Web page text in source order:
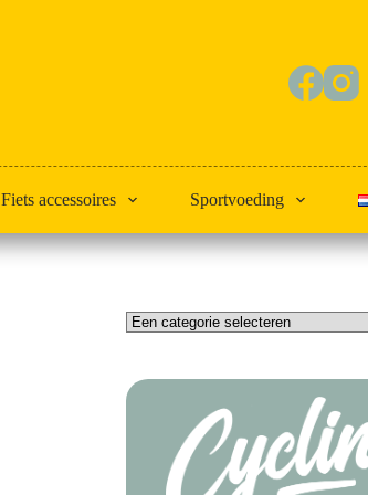
Fiets accessoires Sportvoeding
categorie